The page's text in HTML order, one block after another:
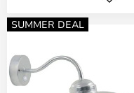
SUMMER DEAL